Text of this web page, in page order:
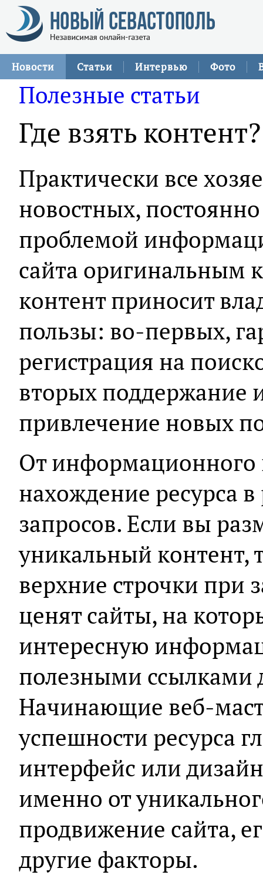
Новости Статьи Интервью Фото
Полезные статьи
Где взять контент?
Практически все
новостных,
проблемой
сайта оригинальным
контент приносит
пользы: во-первых,
регистрация на
вторых поддержание
привлечение новых
От информационного
нахождение ресурса
запросов. Если вы
уникальный контент,
верхние строчки при
ценят сайты, на
интересную
полезными ссылками
Начинающие веб-
успешности ресурса
интерфейс или
именно от
продвижение сайта,
другие факторы.